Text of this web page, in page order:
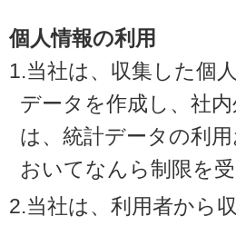
個人情報の利用
1.当社は、収集した個
データを作成し、社
は、統計データの利
おいてなんら制限を
2.当社は、利用者から